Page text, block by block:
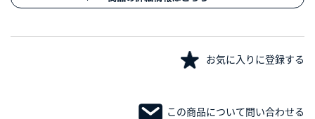
お気に入りに登録する
この商品について問い合わせる